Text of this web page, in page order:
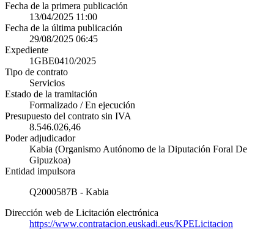
Fecha de la primera publicación
13/04/2025 11:00
Fecha de la última publicación
29/08/2025 06:45
Expediente
1GBE0410/2025
Tipo de contrato
Servicios
Estado de la tramitación
Formalizado / En ejecución
Presupuesto del contrato sin IVA
8.546.026,46
Poder adjudicador
Kabia (Organismo Autónomo de la Diputación Foral De
Gipuzkoa)
Entidad impulsora
Q2000587B - Kabia
Dirección web de Licitación electrónica
https://www.contratacion.euskadi.eus/KPELicitacion